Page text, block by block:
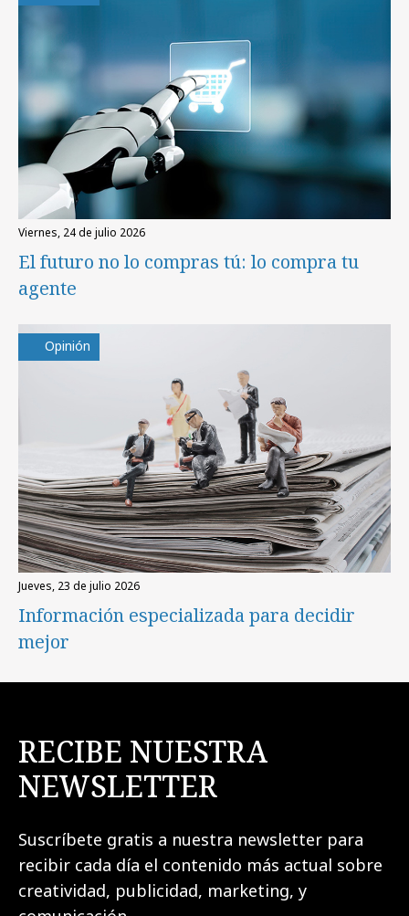
viernes, 24 de julio 2026
El futuro no lo compras tú: lo compra tu
agente
Opinión
jueves, 23 de julio 2026
Información especializada para decidir
mejor
RECIBE NUESTRA
NEWSLETTER
Suscríbete gratis a nuestra newsletter para
recibir cada día el contenido más actual sobre
creatividad, publicidad, marketing, y